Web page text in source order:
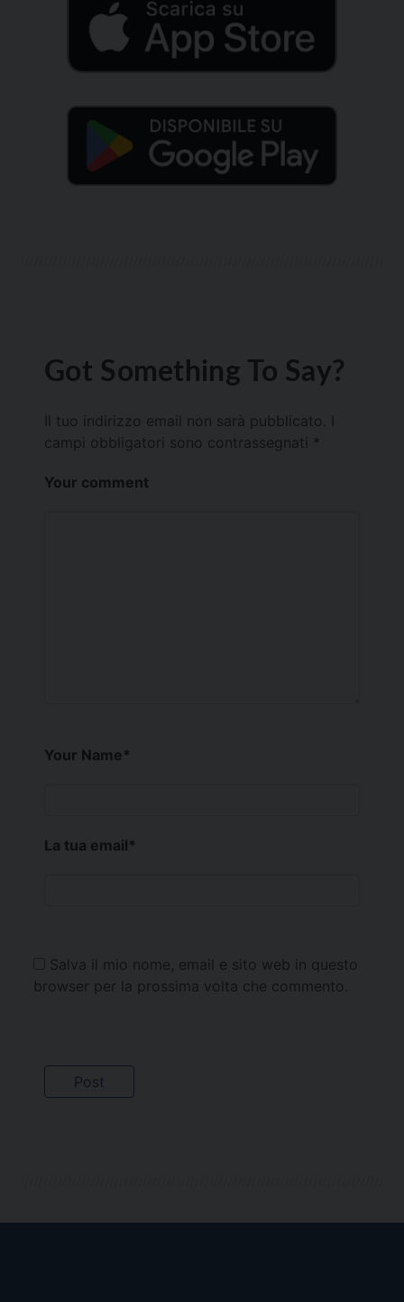
Got Something To Say?
Il tuo indirizzo email non sarà pubblicato.
campi obbligatori sono contrassegnati *
Your comment
Your Name*
La tua email*
Salva il mio nome, email e sito web in questo
browser per la prossima volta che commento.